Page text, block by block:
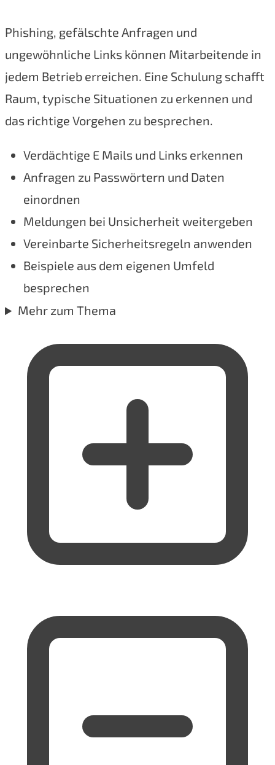
Phishing, gefälschte Anfragen und
ungewöhnliche Links können Mitarbeitende in
jedem Betrieb erreichen. Eine Schulung schafft
Raum, typische Situationen zu erkennen und
das richtige Vorgehen zu besprechen.
Verdächtige E Mails und Links erkennen
Anfragen zu Passwörtern und Daten
einordnen
Meldungen bei Unsicherheit weitergeben
Vereinbarte Sicherheitsregeln anwenden
Beispiele aus dem eigenen Umfeld
besprechen
Mehr zum Thema